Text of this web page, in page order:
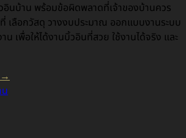
อินบ้าน พร้อมข้อผิดพลาดที่เจ้าของบ้านควร
เลือกวัสดุ วางงบประมาณ ออกแบบงานระบบ
น เพื่อให้ได้งานบิ้วอินที่สวย ใช้งานได้จริง และ
→